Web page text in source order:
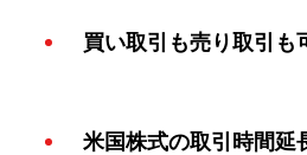
買い取引も売り取引も
米国株式の取引時間延